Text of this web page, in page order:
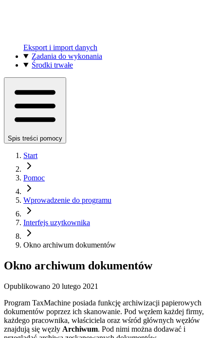
Eksport i import danych
Zadania do wykonania
Środki trwałe
Spis treści pomocy
Start
Pomoc
Wprowadzenie do programu
Interfejs uzytkownika
Okno archiwum dokumentów
Okno archiwum dokumentów
Opublikowano 20 lutego 2021
Program TaxMachine posiada funkcję archiwizacji papierowych
dokumentów poprzez ich skanowanie. Pod węzłem każdej firmy,
każdego pracownika, właściciela oraz wśród głównych węzłów
znajdują się węzły Archiwum. Pod nimi można dodawać i